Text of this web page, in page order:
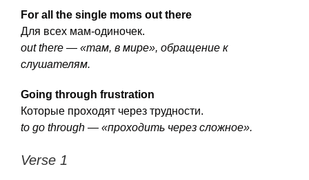
For all the single moms out there
Для всех мам-одиночек.
out there — «там, в мире», обращение к
слушателям.
Going through frustration
Которые проходят через трудности.
to go through — «проходить через сложное».
Verse 1